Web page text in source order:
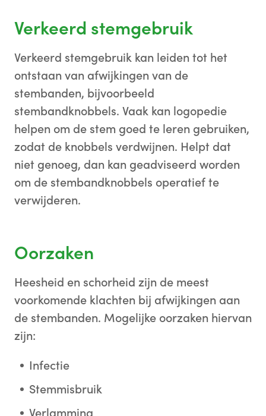
Verkeerd stemgebruik
Verkeerd stemgebruik kan leiden tot het
ontstaan van afwijkingen van de
stembanden, bijvoorbeeld
stembandknobbels. Vaak kan logopedie
helpen om de stem goed te leren gebruiken,
zodat de knobbels verdwijnen. Helpt dat
niet genoeg, dan kan geadviseerd worden
om de stembandknobbels operatief te
verwijderen.
Oorzaken
Heesheid en schorheid zijn de meest
voorkomende klachten bij afwijkingen aan
de stembanden. Mogelijke oorzaken hiervan
zijn:
Infectie
Stemmisbruik